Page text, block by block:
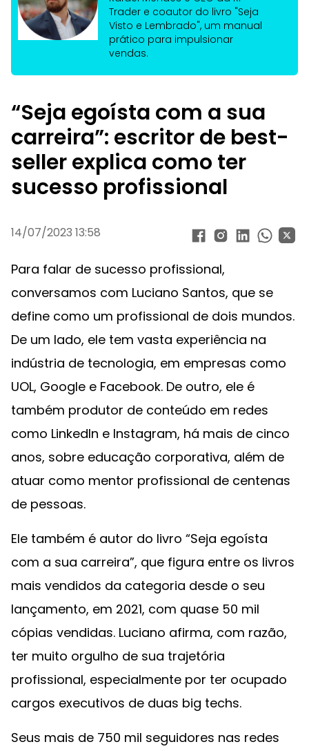
Trader e coautor do livro "Seja
Visto e Lembrado", um manual
prático para impulsionar
vendas.
“Seja egoísta com a sua
carreira”: escritor de best-
seller explica como ter
sucesso profissional
14/07/2023 13:58
Para falar de sucesso profissional,
conversamos com Luciano Santos, que se
define como um profissional de dois mundos.
De um lado, ele tem vasta experiência na
indústria de tecnologia, em empresas como
UOL, Google e Facebook. De outro, ele é
também produtor de conteúdo em redes
como LinkedIn e Instagram, há mais de cinco
anos, sobre educação corporativa, além de
atuar como mentor profissional de centenas
de pessoas.
Ele também é autor do livro “Seja egoísta
com a sua carreira”, que figura entre os livros
mais vendidos da categoria desde o seu
lançamento, em 2021, com quase 50 mil
cópias vendidas. Luciano afirma, com razão,
ter muito orgulho de sua trajetória
profissional, especialmente por ter ocupado
cargos executivos de duas big techs.
Seus mais de 750 mil seguidores nas redes